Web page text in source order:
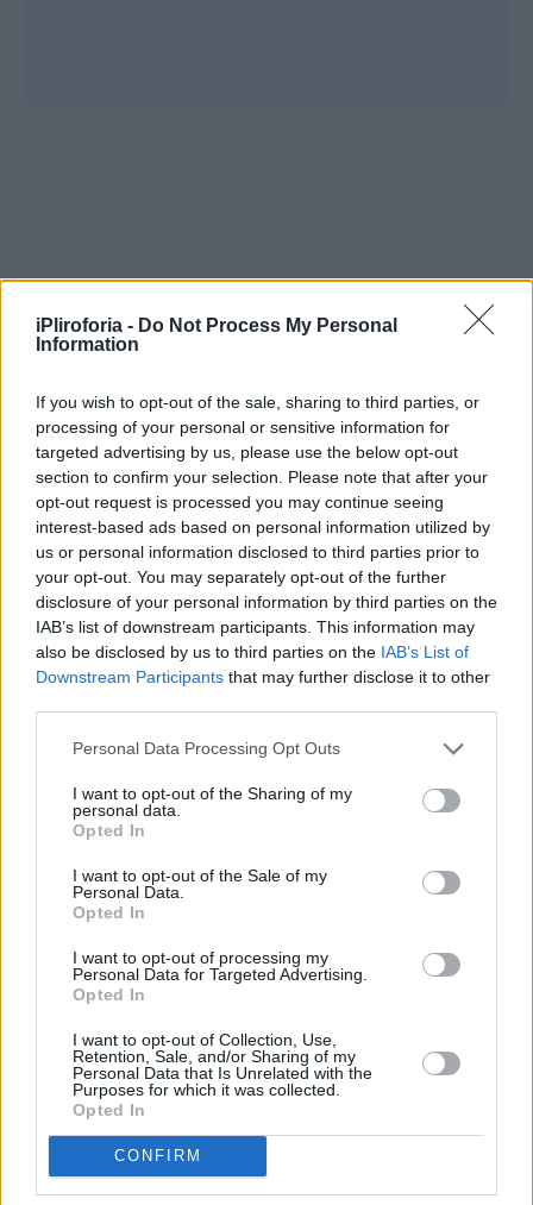
iPliroforia - Do Not Process My Personal
Information
If you wish to opt-out of the sale, sharing to third parties, or
processing of your personal or sensitive information for
targeted advertising by us, please use the below opt-out
section to confirm your selection. Please note that after your
opt-out request is processed you may continue seeing
interest-based ads based on personal information utilized by
us or personal information disclosed to third parties prior to
your opt-out. You may separately opt-out of the further
disclosure of your personal information by third parties on the
IAB’s list of downstream participants. This information may
also be disclosed by us to third parties on the IAB’s List of
Downstream Participants that may further disclose it to other
Personal Data Processing Opt Outs
I want to opt-out of the Sharing of my
personal data.
Opted In
I want to opt-out of the Sale of my
Personal Data.
Opted In
I want to opt-out of processing my
Personal Data for Targeted Advertising.
Opted In
I want to opt-out of Collection, Use,
Retention, Sale, and/or Sharing of my
Personal Data that Is Unrelated with the
Purposes for which it was collected.
Opted In
CONFIRM